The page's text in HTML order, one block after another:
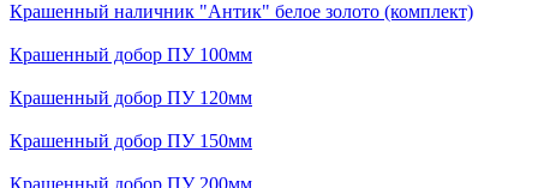
Крашенный наличник "Антик" белое золото (комплект)
Крашенный добор ПУ 100мм
Крашенный добор ПУ 120мм
Крашенный добор ПУ 150мм
Крашенный добор ПУ 200мм